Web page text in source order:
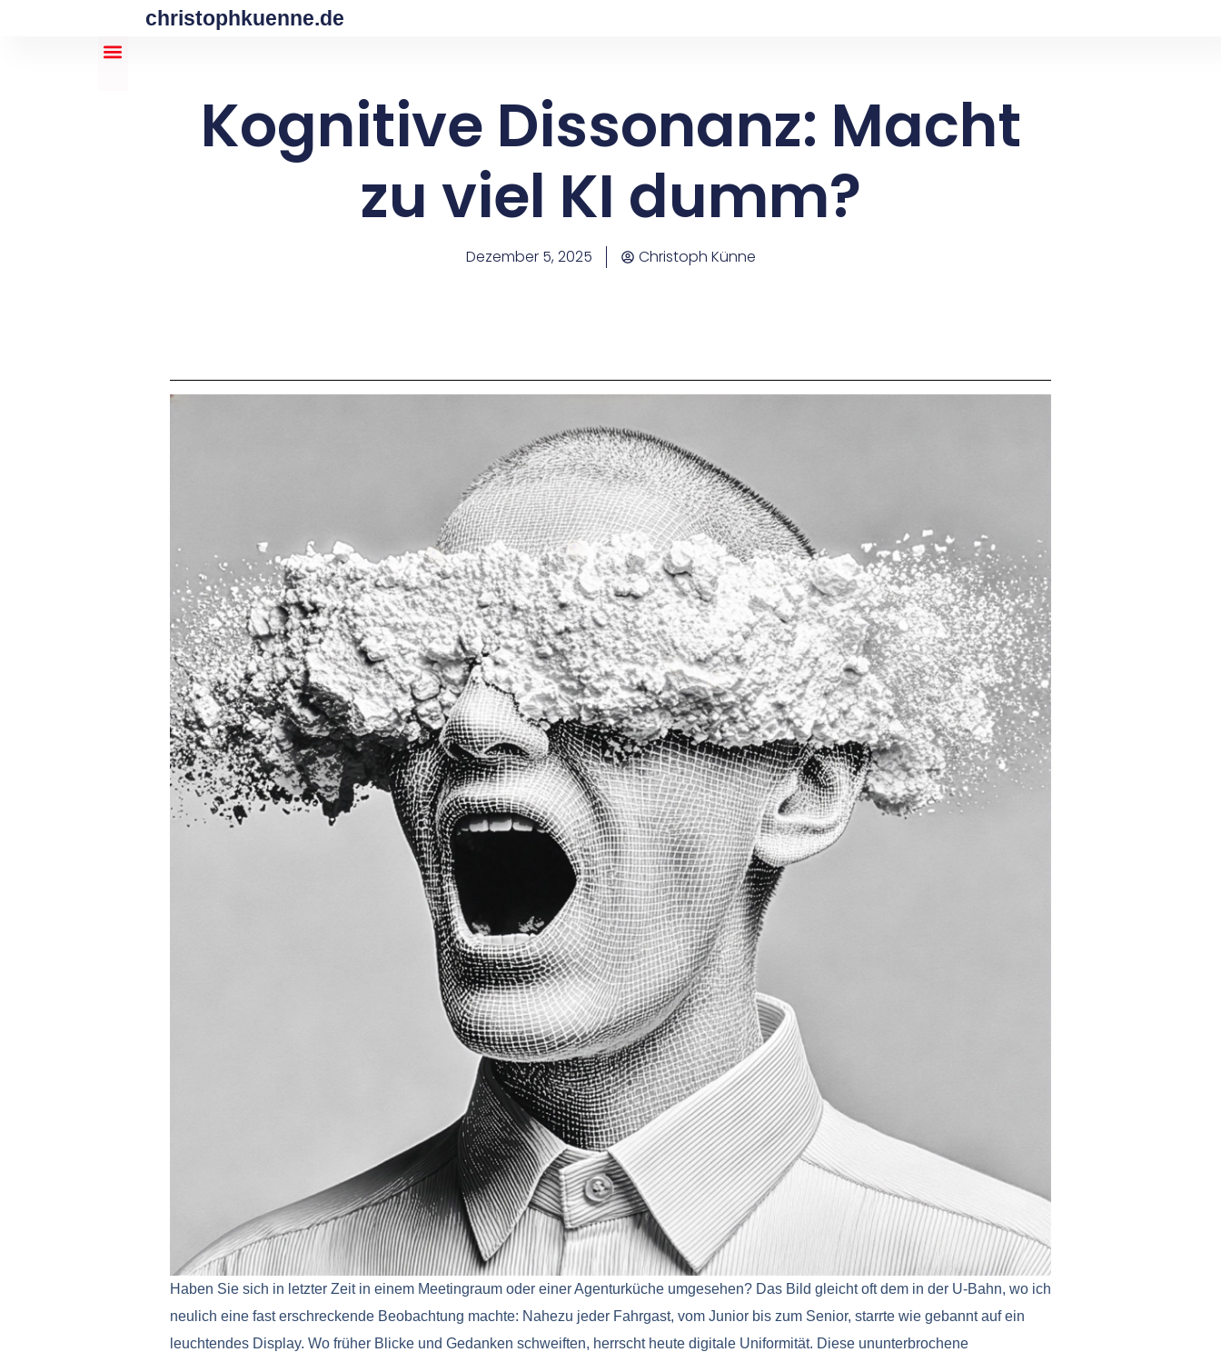
christophkuenne.de
Kognitive Dissonanz: Macht
zu viel KI dumm?
Dezember 5, 2025 Christoph Künne
Haben Sie sich in letzter Zeit in einem Meetingraum oder einer Agenturküche umgesehen? Das Bild gleicht oft dem in der U-Bahn, wo ich
neulich eine fast erschreckende Beobachtung machte: Nahezu jeder Fahrgast, vom Junior bis zum Senior, starrte wie gebannt auf ein
leuchtendes Display. Wo früher Blicke und Gedanken schweiften, herrscht heute digitale Uniformität. Diese ununterbrochene